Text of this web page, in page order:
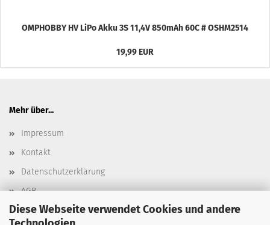
Diese Webseite verwendet Cookies und andere
OMPHOBBY HV LiPo Akku 3S 11,4V 850mAh 60C # OSHM2514
19,99 EUR
Mehr über...
Impressum
Kontakt
Datenschutzerklärung
AGB
Versand- & Zahlungsbedingungen, Versandkosten